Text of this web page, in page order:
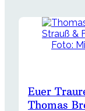
Foto:
Euer
Thomas